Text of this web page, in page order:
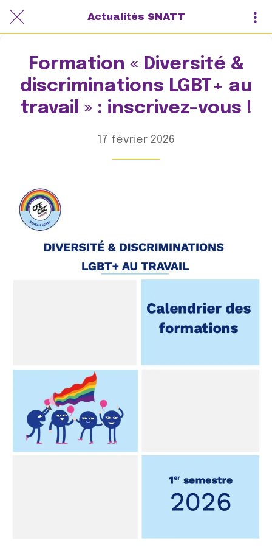
Actualités SNATT
Formation « Diversité &
discriminations LGBT+ au
travail » : inscrivez-vous !
17 février 2026